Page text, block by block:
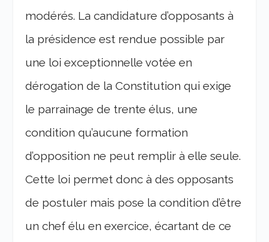
modérés. La candidature d’opposants à
la présidence est rendue possible par
une loi exceptionnelle votée en
dérogation de la Constitution qui exige
le parrainage de trente élus, une
condition qu’aucune formation
d’opposition ne peut remplir à elle seule.
Cette loi permet donc à des opposants
de postuler mais pose la condition d’être
un chef élu en exercice, écartant de ce